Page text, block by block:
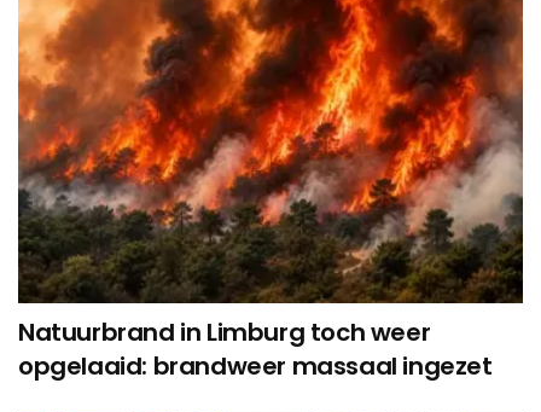
Natuurbrand in Limburg toch weer
opgelaaid: brandweer massaal ingezet